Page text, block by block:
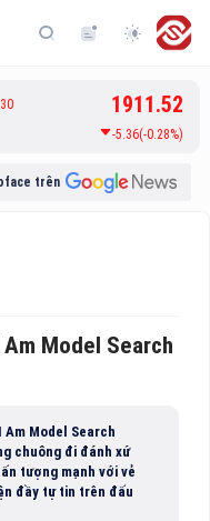
1911.52
-5.36(-0.28%)
trên
Model Search
Model Search
chuông đi đánh xứ
tượng mạnh với vẻ
đầy tự tin trên đấu